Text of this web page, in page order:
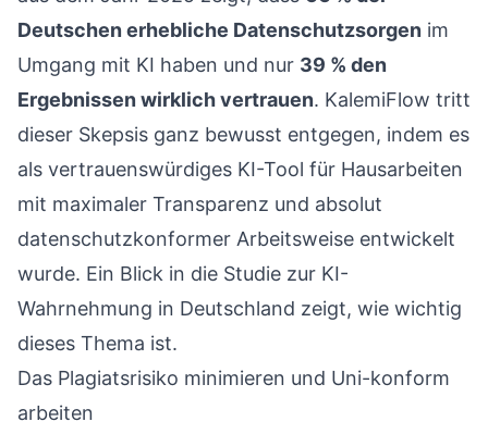
Deutschen erhebliche Datenschutzsorgen im
Umgang mit KI haben und nur 39 % den
Ergebnissen wirklich vertrauen. KalemiFlow tritt
dieser Skepsis ganz bewusst entgegen, indem es
als vertrauenswürdiges KI-Tool für Hausarbeiten
mit maximaler Transparenz und absolut
datenschutzkonformer Arbeitsweise entwickelt
wurde. Ein Blick in die Studie zur KI-
Wahrnehmung in Deutschland zeigt, wie wichtig
dieses Thema ist.
Das Plagiatsrisiko minimieren und Uni-konform
arbeiten